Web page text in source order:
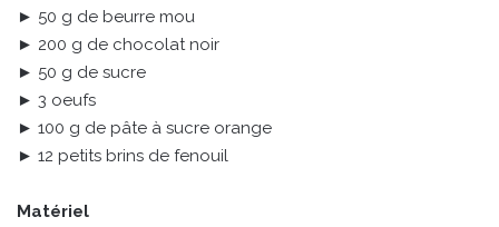
► 50 g de beurre mou
► 200 g de chocolat noir
► 50 g de sucre
► 3 oeufs
► 100 g de pâte à sucre orange
► 12 petits brins de fenouil
Matériel